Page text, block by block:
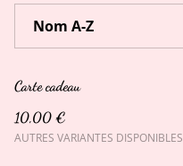
Carte cadeau
10,00 €
AUTRES VARIANTES DISPONIBLES